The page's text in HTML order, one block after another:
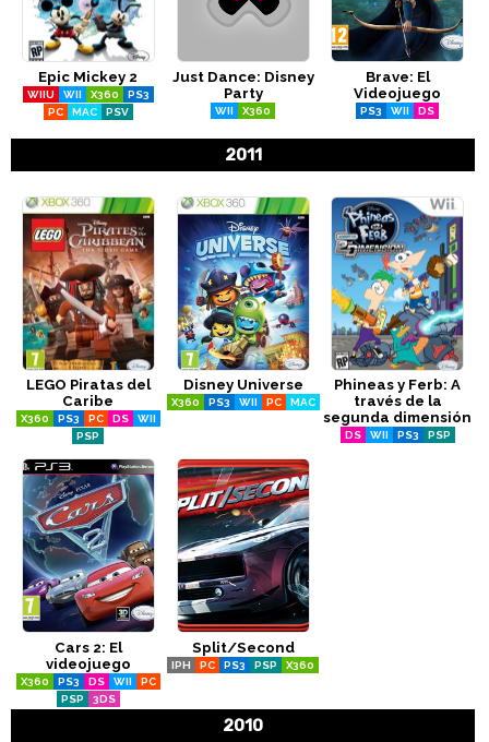
Epic Mickey 2
WIIU WII X360
PS3
PC
MAC PSV
Just Dance: Disney
Party
WII X360
Brave: El
Videojuego
PS3 WII DS
2011
LEGO Piratas del
Caribe
X360 PS3 PC DS
WII
PSP
Disney Universe
X360 PS3 WII PC MAC
Phineas y Ferb: A
través de la
segunda dimensión
DS WII PS3 PSP
Cars 2: El
videojuego
X360 PS3 DS WII
PC
PSP
3DS
Split/Second
IPH PC PS3 PSP X360
2010